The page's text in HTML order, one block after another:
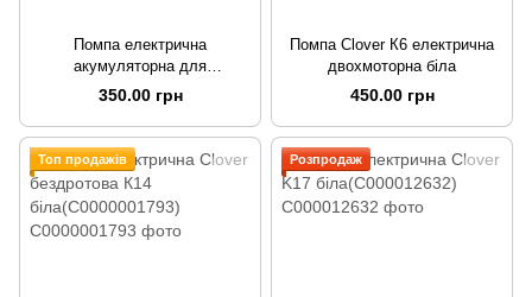
Помпа електрична
акумуляторна для
бутильованої води Clover E3
350.00 грн
Помпа Clover К6 електрична
двохмоторна біла
450.00 грн
Топ продажів Розпродаж